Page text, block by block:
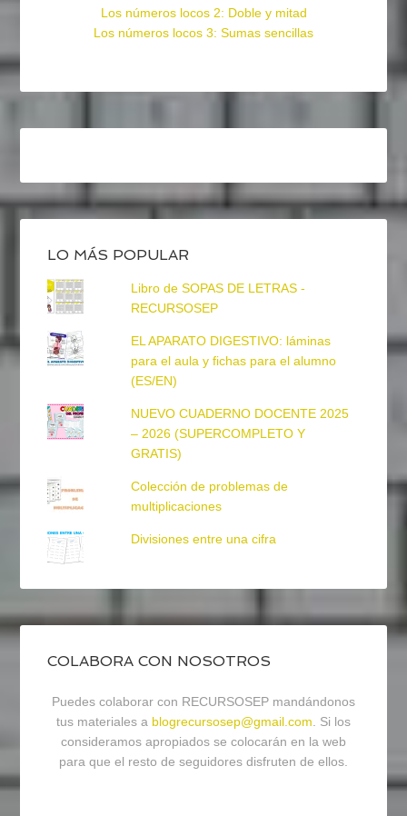
Los números locos 2: Doble y mitad
Los números locos 3: Sumas sencillas
LO MÁS POPULAR
Libro de SOPAS DE LETRAS -
RECURSOSEP
EL APARATO DIGESTIVO: láminas
para el aula y fichas para el alumno
(ES/EN)
NUEVO CUADERNO DOCENTE 2025
– 2026 (SUPERCOMPLETO Y
GRATIS)
Colección de problemas de
multiplicaciones
Divisiones entre una cifra
COLABORA CON NOSOTROS
Puedes colaborar con RECURSOSEP mandándonos
tus materiales a blogrecursosep@gmail.com. Si los
consideramos apropiados se colocarán en la web
para que el resto de seguidores disfruten de ellos.